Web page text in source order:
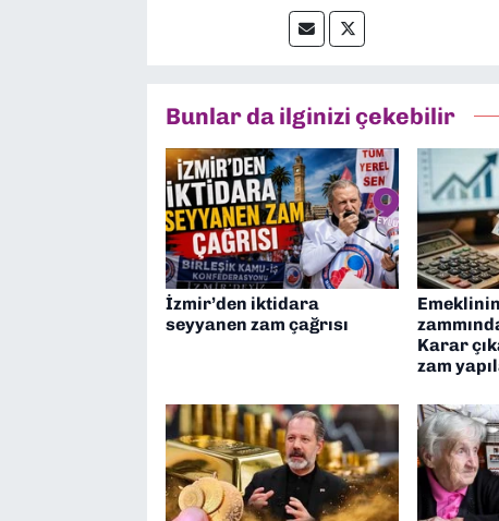
Bunlar da ilginizi çekebilir
İzmir’den iktidara
seyyanen zam çağrısı
Karar
zam